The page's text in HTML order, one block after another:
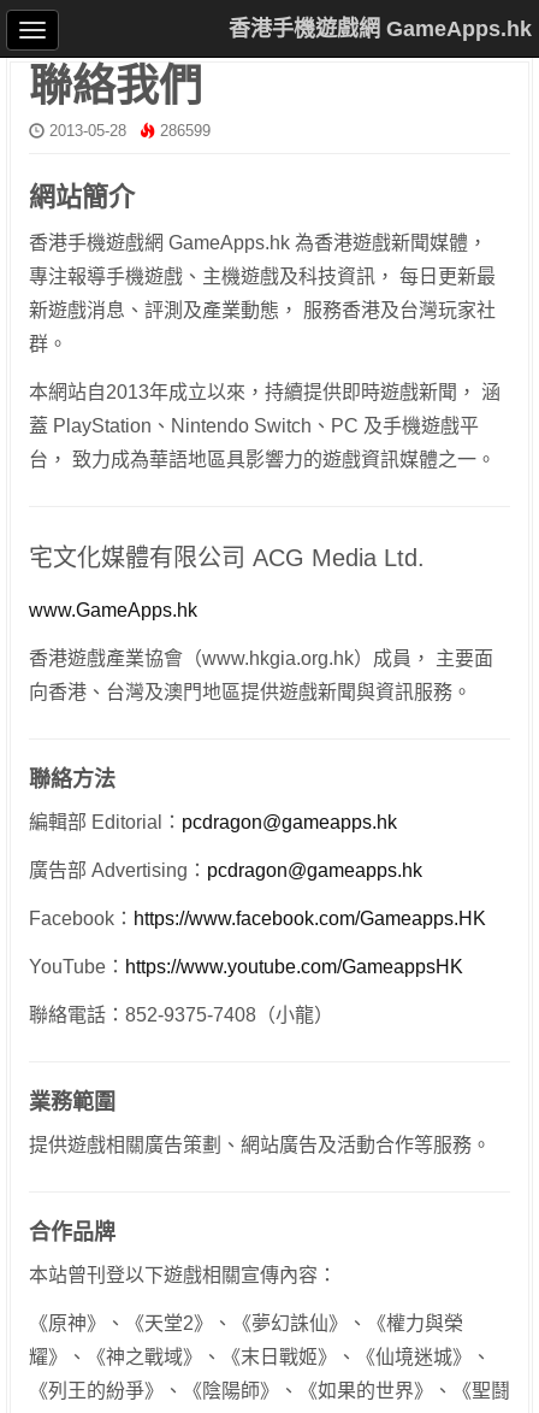
香港手機遊戲網 GameApps.hk
聯絡我們
2013-05-28 286599
網站簡介
香港手機遊戲網 GameApps.hk 為香港遊戲新聞媒體，
專注報導手機遊戲、主機遊戲及科技資訊， 每日更新最
新遊戲消息、評測及產業動態， 服務香港及台灣玩家社
群。
本網站自2013年成立以來，持續提供即時遊戲新聞， 涵
蓋 PlayStation、Nintendo Switch、PC 及手機遊戲平
台， 致力成為華語地區具影響力的遊戲資訊媒體之一。
宅文化媒體有限公司 ACG Media Ltd.
www.GameApps.hk
香港遊戲產業協會（www.hkgia.org.hk）成員， 主要面
向香港、台灣及澳門地區提供遊戲新聞與資訊服務。
聯絡方法
編輯部 Editorial： pcdragon@gameapps.hk
廣告部 Advertising： pcdragon@gameapps.hk
Facebook： https://www.facebook.com/Gameapps.HK
YouTube： https://www.youtube.com/GameappsHK
聯絡電話：852-9375-7408（小龍）
業務範圍
提供遊戲相關廣告策劃、網站廣告及活動合作等服務。
合作品牌
本站曾刊登以下遊戲相關宣傳內容：
《原神》、《天堂2》、《夢幻誅仙》、《權力與榮
耀》、《神之戰域》、《末日戰姬》、《仙境迷城》、
《列王的紛爭》、《陰陽師》、《如果的世界》、《聖鬪